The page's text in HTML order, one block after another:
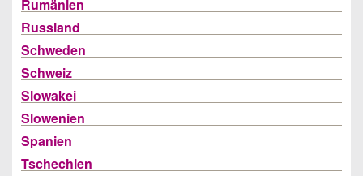
Rumänien
Russland
Schweden
Schweiz
Slowakei
Slowenien
Spanien
Tschechien